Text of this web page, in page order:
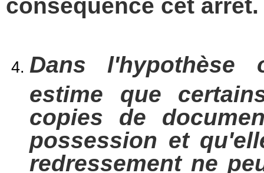
conséquence cet arrêt.
Dans l'hypothèse
estime que
copies de
possession et
redressement ne